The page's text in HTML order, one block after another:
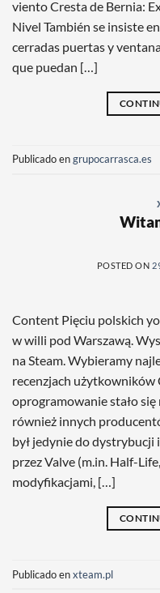
viento Cresta de Bernia:
Nivel También se insiste
cerradas puertas y
que puedan […]
Publicado engrupocarrasca.es
POSTED ON
Content Pięciu polskich
w willi pod Warszawą.
na Steam. Wybieramy
recenzjach użytkowników
oprogramowanie stało
również innych
był jedynie do dystrybucji
przez Valve (m.in. Half-
modyfikacjami, […]
Publicado enxteam.pl